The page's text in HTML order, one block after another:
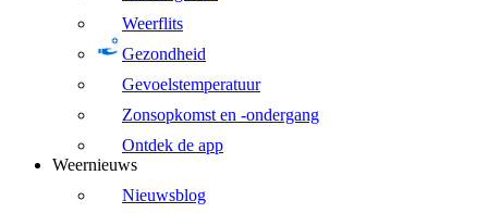
Weerflits
Gezondheid
Gevoelstemperatuur
Zonsopkomst en -ondergang
Ontdek de app
Weernieuws
Nieuwsblog